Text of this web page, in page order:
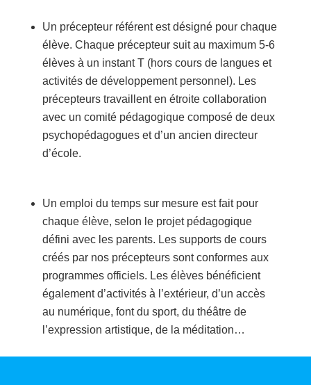
Un précepteur référent est désigné pour chaque
élève. Chaque précepteur suit au maximum 5-6
élèvesà un instant T (hors cours de langues et
activités de développement personnel). Les
précepteurs travaillent en étroite collaboration
avec un comité pédagogique composé de deux
psychopédagogues et d’un ancien directeur
d’école.
Un emploi du temps sur mesure est fait pour
chaque élève, selon le projet pédagogique
défini avec les parents. Les supports de cours
créés par nos précepteurs sont conformes aux
programmes officiels. Les élèves bénéficient
égalementd’activités à l’extérieur, d’un accès
au numérique, fontdu sport, du théâtre de
l’expression artistique, de la méditation…